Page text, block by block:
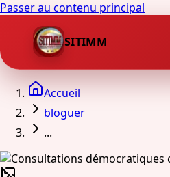
Passer au contenu principal
SITIMM
Accueil
bloguer
...